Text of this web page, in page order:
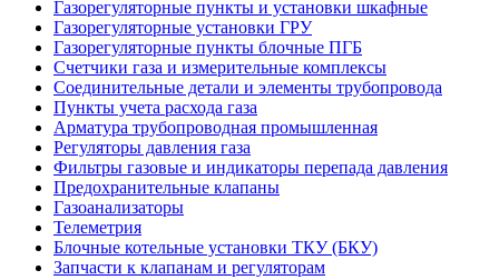
Газорегуляторные пункты и установки шкафные
Газорегуляторные установки ГРУ
Газорегуляторные пункты блочные ПГБ
Счетчики газа и измерительные комплексы
Соединительные детали и элементы трубопровода
Пункты учета расхода газа
Арматура трубопроводная промышленная
Регуляторы давления газа
Фильтры газовые и индикаторы перепада давления
Предохранительные клапаны
Газоанализаторы
Телеметрия
Блочные котельные установки ТКУ (БКУ)
Запчасти к клапанам и регуляторам